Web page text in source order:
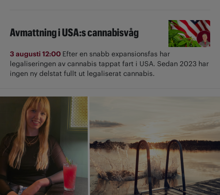
Avmattning i USA:s cannabisvåg
3 augusti 12:00 Efter en snabb expansionsfas har
legaliseringen av cannabis tappat fart i USA. Sedan 2023 har
ingen ny delstat fullt ut ­legaliserat cannabis.